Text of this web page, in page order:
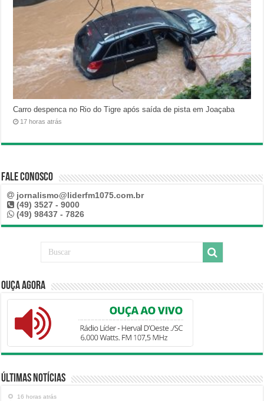
Carro despenca no Rio do Tigre após saída de pista em Joaçaba
17 horas atrás
Fale Conosco
jornalismo@liderfm1075.com.br
(49) 3527 - 9000
(49) 98437 - 7826
Ouça Agora
Últimas Notícias
16 horas atrás